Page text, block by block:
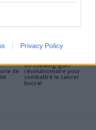
Privacy Policy
:
de
Un chewing-gum
révolutionnaire pour
combattre le cancer
buccal